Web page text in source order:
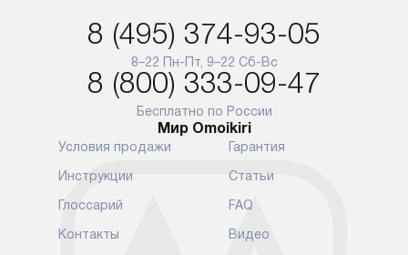
8 (495) 374-93-05
8–22 Пн-Пт, 9–22 Сб-Вс
8 (800) 333-09-47
Бесплатно по России
Мир Omoikiri
Условия продажи
Инструкции
Глоссарий
Контакты
Гарантия
Статьи
FAQ
Видео